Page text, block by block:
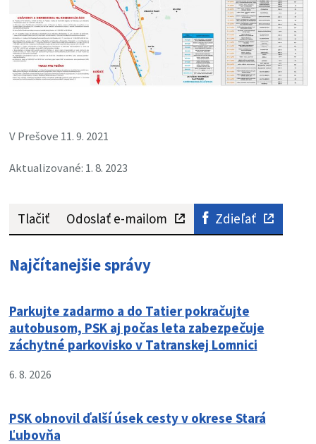
V Prešove 11. 9. 2021
Aktualizované: 1. 8. 2023
Tlačiť Odoslať e-mailom Zdieľať
Najčítanejšie správy
Parkujte zadarmo a do Tatier pokračujte
autobusom, PSK aj počas leta zabezpečuje
záchytné parkovisko v Tatranskej Lomnici
6. 8. 2026
PSK obnovil ďalší úsek cesty v okrese Stará
Ľubovňa